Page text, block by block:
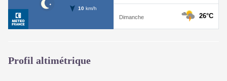
Profil altimétrique